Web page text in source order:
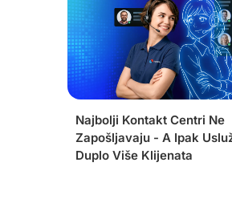
Najbolji Kontakt Centri Ne
Zapošljavaju - A Ipak
Duplo Više Klijenata